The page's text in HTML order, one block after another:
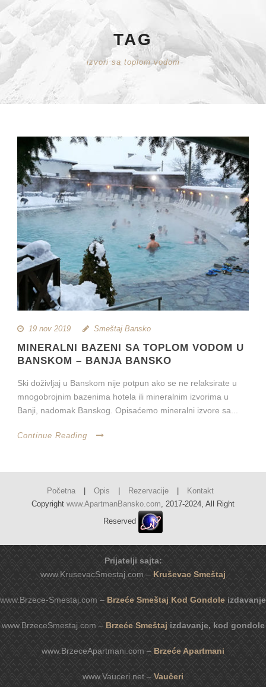
TAG
izvori sa toplom vodom
19 nov 2019 Smeštaj Bansko
MINERALNI BAZENI SA TOPLOM VODOM U
BANSKOM – BANJA BANSKO
Ski doživljaj u Banskom nije potpun ako se ne relaksirate u
mnogobrojnim bazenima hotela ili mineralnim izvorima u
Banji, nadomak Banskog. Opisaćemo mineralni izvore sa...
Continue Reading
Početna Opis Rezervacije
Kontakt
Copyright www.ApartmanBansko.com , 2017-2024, All Right
Reserved
Prijatelji sajta:
www.KrusevacSmestaj.com –Kruševac Smeštaj
www.Brzece-Smestaj.com – Brzeće Smeštaj Kod Gondole izdavanje
www.BrzeceSmestaj.com – Brzeće Smeštaj izdavanje, kod gondole
www.BrzeceApartmani.com – Brzeće Apartmani
www.Vauceri.net – Vaučeri